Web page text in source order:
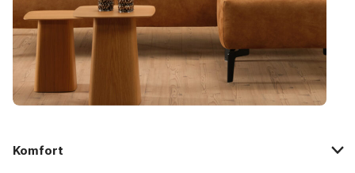
Komfort